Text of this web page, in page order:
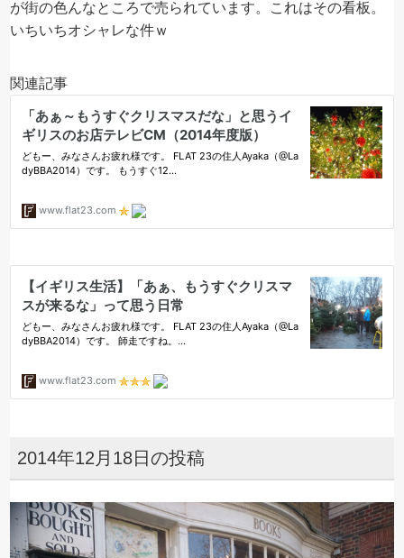
が街の色んなところで売られています。これはその看板。
いちいちオシャレな件ｗ
関連記事
2014年12月18日の投稿